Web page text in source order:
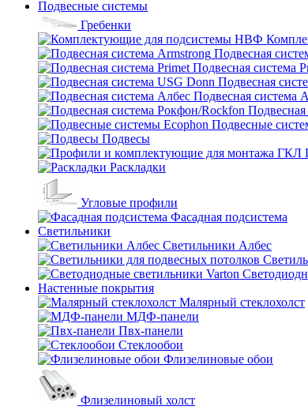
Подвесные системы
Гребенки
Подвесная
Подвесная система
Подвесная
Подвесная система
Подвесные
Подвесы
Раскладки
Угловые профили
Фасадная подсистема
Светильники
Светильники Албес
Настенные покрытия
Малярный стеклохолст
МДФ-панели
Пвх-панели
Стеклообои
Флизелиновые обои
Флизелиновый холст